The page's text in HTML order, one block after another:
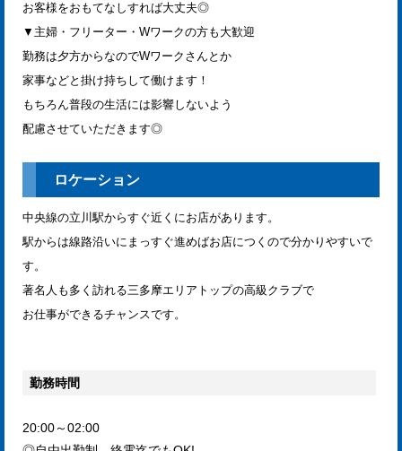
お客様をおもてなしすれば大丈夫◎
▼主婦・フリーター・Wワークの方も大歓迎
勤務は夕方からなのでWワークさんとか
家事などと掛け持ちして働けます！
もちろん普段の生活には影響しないよう
配慮させていただきます◎
ロケーション
中央線の立川駅からすぐ近くにお店があります。
駅からは線路沿いにまっすぐ進めばお店につくので分かりやすいで
す。
著名人も多く訪れる三多摩エリアトップの高級クラブで
お仕事ができるチャンスです。
勤務時間
20:00～02:00